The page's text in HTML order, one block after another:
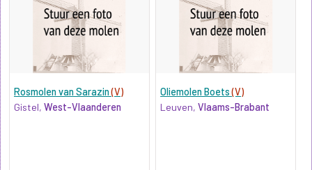
Rosmolen van Sarazin(V)
Gistel, West-Vlaanderen
Oliemolen Boets(V)
Leuven,Vlaams-Brabant